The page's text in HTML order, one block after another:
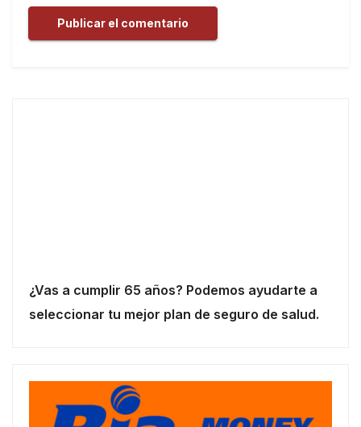
¿Vas a cumplir 65 años? Podemos ayudarte a
seleccionar tu mejor plan de seguro de salud.